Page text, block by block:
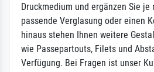
Druckmedium und ergänzen Sie
passende Verglasung oder einen
hinaus stehen Ihnen weitere
wie Passepartouts, Filets und
Verfügung. Bei Fragen ist unser